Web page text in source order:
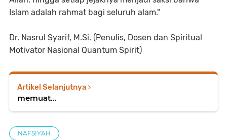
Islam adalah rahmat bagi seluruh alam."
Dr. Nasrul Syarif, M.Si. (Penulis, Dosen dan Spiritual
Motivator Nasional Quantum Spirit)
Artikel Selanjutnya
memuat...
NAFSIYAH